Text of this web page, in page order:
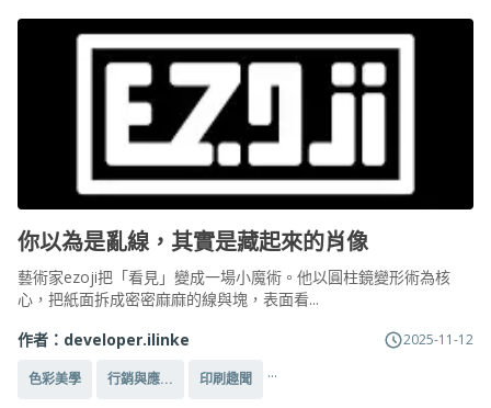
你以為是亂線，其實是藏起來的肖像
藝術家ezoji把「看見」變成一場小魔術。他以圓柱鏡變形術為核
心，把紙面拆成密密麻麻的線與塊，表面看...
作者： developer.ilinke 2025-11-12
色彩美學 行銷與應... 印刷趣聞 ...